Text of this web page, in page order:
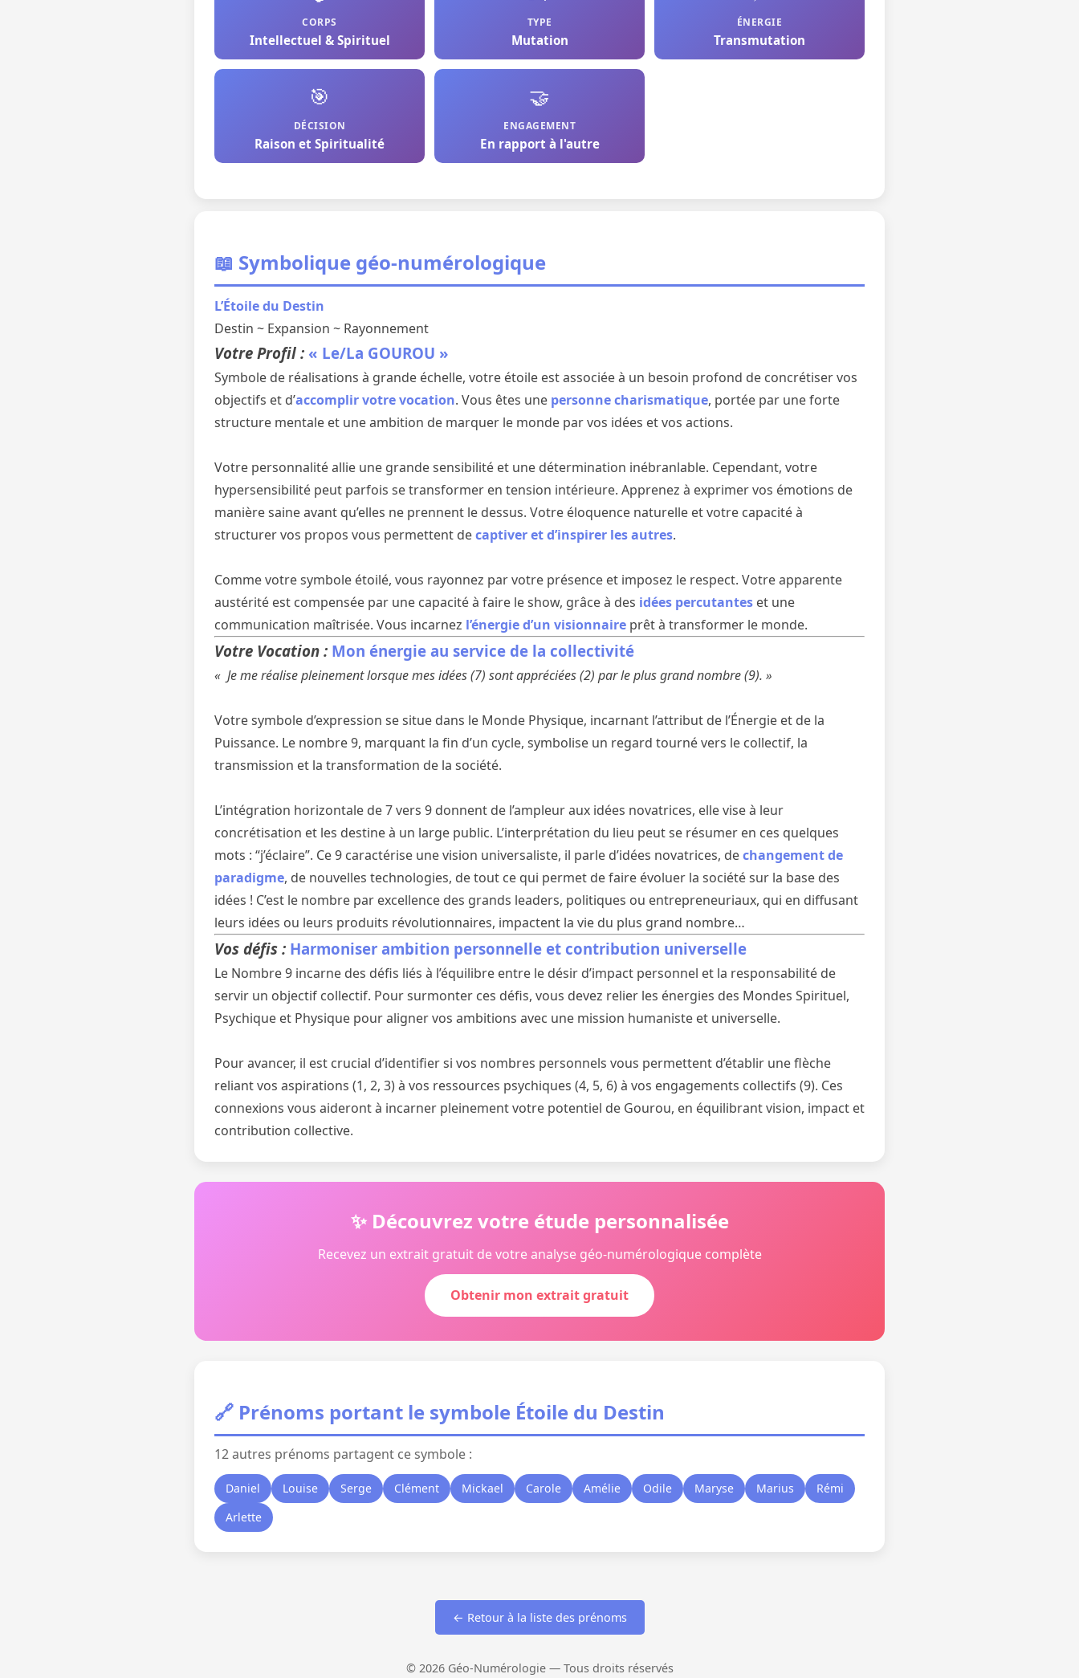
CORPS
Intellectuel & Spirituel
TYPE
Mutation
ÉNERGIE
Transmutation
🎯
DÉCISION
Raison et Spiritualité
🤝
ENGAGEMENT
En rapport à l'autre
📖 Symbolique géo-numérologique
L’Étoile du Destin
Destin ~ Expansion ~ Rayonnement
Votre Profil : « Le/La GOUROU »
Symbole de réalisations à grande échelle, votre étoile est associée à un besoin profond de concrétiser vos
objectifs et d’accomplir votre vocation. Vous êtes une personne charismatique, portée par une forte
structure mentale et une ambition de marquer le monde par vos idées et vos actions.
Votre personnalité allie une grande sensibilité et une détermination inébranlable. Cependant, votre
hypersensibilité peut parfois se transformer en tension intérieure. Apprenez à exprimer vos émotions de
manière saine avant qu’elles ne prennent le dessus. Votre éloquence naturelle et votre capacité à
structurer vos propos vous permettent decaptiver et d’inspirer les autres.
Comme votre symbole étoilé, vous rayonnez par votre présence et imposez le respect. Votre apparente
austérité est compensée par une capacité à faire le show, grâce à des idées percutantes et une
communication maîtrisée. Vous incarnez l’énergie d’un visionnaire prêt à transformer le monde.
Votre Vocation : Mon énergie au service de la collectivité
« Je me réalise pleinement lorsque mes idées (7) sont appréciées (2) par le plus grand nombre (9). »
Votre symbole d’expression se situe dans le Monde Physique, incarnant l’attribut de l’Énergie et de la
Puissance. Le nombre 9, marquant la fin d’un cycle, symbolise un regard tourné vers le collectif, la
transmission et la transformation de la société.
L’intégration horizontale de 7 vers 9 donnent de l’ampleur aux idées novatrices, elle vise à leur
concrétisation et les destine à un large public. L’interprétation du lieu peut se résumer en ces quelques
mots : “j’éclaire”. Ce 9 caractérise une vision universaliste, il parle d’idées novatrices, dechangement de
paradigme, de nouvelles technologies, de tout ce qui permet de faire évoluer la société sur la base des
idées ! C’est le nombre par excellence des grands leaders, politiques ou entrepreneuriaux, qui en diffusant
leurs idées ou leurs produits révolutionnaires, impactent la vie du plus grand nombre…
Vos défis : Harmoniser ambition personnelle et contribution universelle
Le Nombre 9 incarne des défis liés à l’équilibre entre le désir d’impact personnel et la responsabilité de
servir un objectif collectif. Pour surmonter ces défis, vous devez relier les énergies des Mondes Spirituel,
Psychique et Physique pour aligner vos ambitions avec une mission humaniste et universelle.
Pour avancer, il est crucial d’identifier si vos nombres personnels vous permettent d’établir une flèche
reliant vos aspirations (1, 2, 3) à vos ressources psychiques (4, 5, 6) à vos engagements collectifs (9). Ces
connexions vous aideront à incarner pleinement votre potentiel de Gourou, en équilibrant vision, impact et
contribution collective.
✨ Découvrez votre étude personnalisée
Recevez un extrait gratuit de votre analyse géo-numérologique complète
Obtenir mon extrait gratuit
🔗 Prénoms portant le symbole Étoile du Destin
12 autres prénoms partagent ce symbole :
Daniel Louise Serge Clément Mickael Carole Amélie Odile Maryse Marius
Rémi
Arlette
← Retour à la liste des prénoms
© 2026 Géo-Numérologie — Tous droits réservés